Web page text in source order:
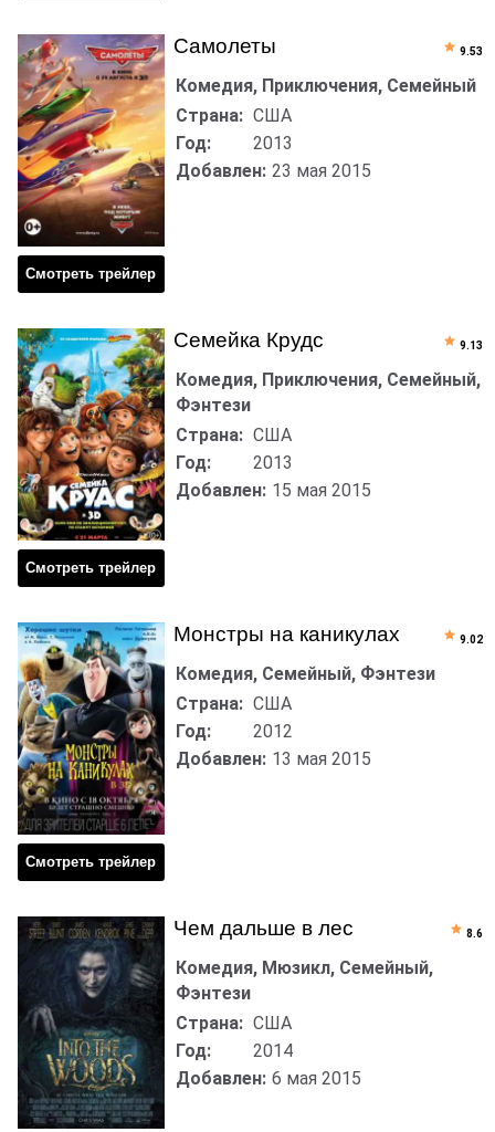
Самолеты
Смотреть трейлер
Комедия, Приключения, Семейный
Страна: США
Год:
2013
Добавлен: 23 мая 2015
9.53
Семейка Крудс
Смотреть трейлер
Комедия, Приключения, Семейный,
Фэнтези
Страна: США
Год:
2013
Добавлен: 15 мая 2015
9.13
Монстры на каникулах
Смотреть трейлер
Комедия, Семейный, Фэнтези
Страна: США
Год:
2012
Добавлен: 13 мая 2015
9.02
Чем дальше в лес
Комедия, Мюзикл, Семейный,
Фэнтези
Страна: США
Год:
2014
Добавлен: 6 мая 2015
8.6